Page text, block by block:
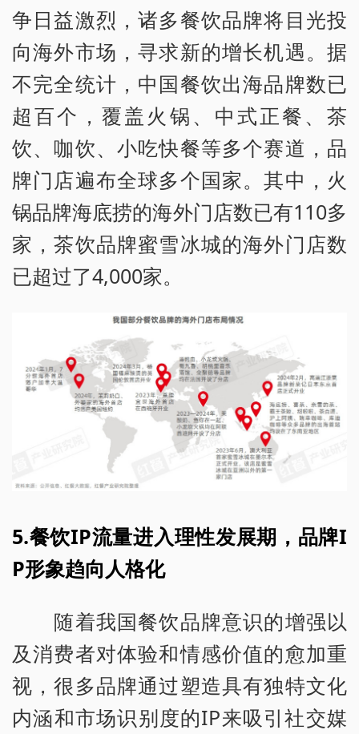
争日益激烈，诸多餐饮品牌将目光投
向海外市场，寻求新的增长机遇。据
不完全统计，中国餐饮出海品牌数已
超百个，覆盖火锅、中式正餐、茶
饮、咖饮、小吃快餐等多个赛道，品
牌门店遍布全球多个国家。其中，火
锅品牌海底捞的海外门店数已有110多
家，茶饮品牌蜜雪冰城的海外门店数
已超过了4,000家。
5.餐饮IP流量进入理性发展期，品牌I
P形象趋向人格化
随着我国餐饮品牌意识的增强以
及消费者对体验和情感价值的愈加重
视，很多品牌通过塑造具有独特文化
内涵和市场识别度的IP来吸引社交媒